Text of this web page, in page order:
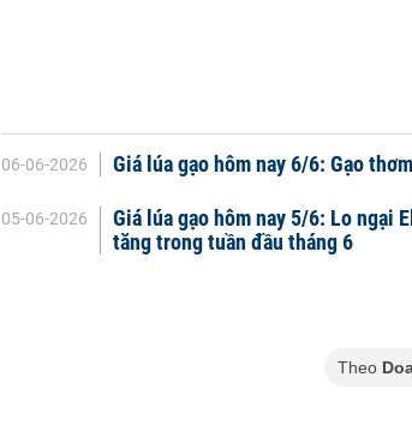
06-06-2026 Giá lúa gạo hôm nay 6/6: Gạo
05-06-2026
Giá lúa gạo hôm nay 5/6: Lo ngại
tăng trong tuần đầu tháng 6
Theo